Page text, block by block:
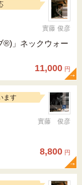
實藤 俊彦
®)」ネックウォー
11,000 円
ます
實藤 俊彦
8,800 円